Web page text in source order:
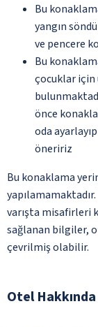
Bu
yangın
ve pencere
Bu
çocuklar için
önce
oda
öneririz
Bu konaklama
varışta misafirleri
sağlanan bilgiler,
çevrilmiş olabilir.
Otel Hakkında